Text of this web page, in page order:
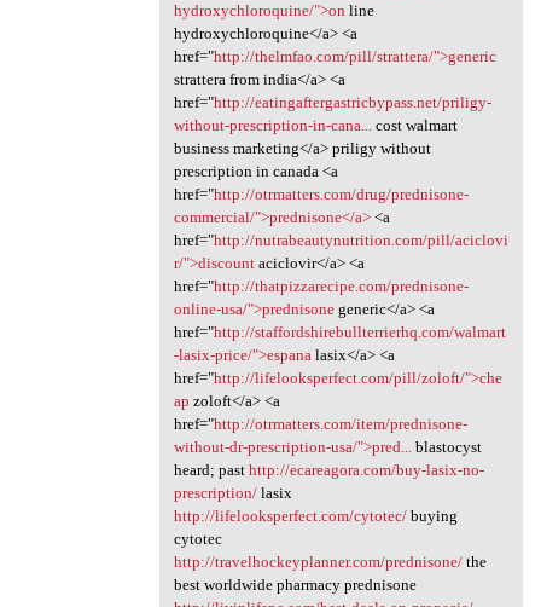
hydroxychloroquine/">on line
hydroxychloroquine</a> <a
href="http://thelmfao.com/pill/strattera/">generic
strattera from india</a> <a
href="http://eatingaftergastricbypass.net/priligy-
without-prescription-in-cana...cost walmart
business marketing</a> priligy without
prescription in canada <a
href="http://otrmatters.com/drug/prednisone-
commercial/">prednisone</a><a
href="http://nutrabeautynutrition.com/pill/aciclovi
r/">discountaciclovir</a> <a
href="http://thatpizzarecipe.com/prednisone-
online-usa/">prednisonegeneric</a> <a
href="http://staffordshirebullterrierhq.com/walmart
-lasix-price/">espanalasix</a> <a
href="http://lifelooksperfect.com/pill/zoloft/">che
ap zoloft</a> <a
href="http://otrmatters.com/item/prednisone-
without-dr-prescription-usa/">pred...blastocyst
heard; past http://ecareagora.com/buy-lasix-no-
prescription/lasix
http://lifelooksperfect.com/cytotec/buying
cytotec
http://travelhockeyplanner.com/prednisone/the
best worldwide pharmacy prednisone